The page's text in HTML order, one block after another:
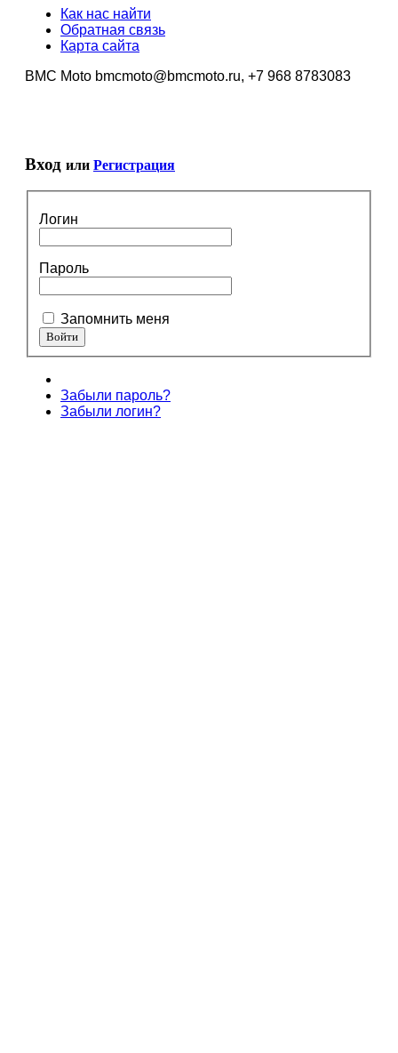
Как нас найти
Обратная связь
Карта сайта
BMC Moto bmcmoto@bmcmoto.ru, +7 968 8783083
Вход или Регистрация
Логин
Пароль
Запомнить меня
Забыли пароль?
Забыли логин?